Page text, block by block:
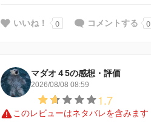
いいね！ 0 コメントする 0
マダオ４5の感想・評価
2026/08/08 08:59
1.7
このレビューはネタバレを含みます